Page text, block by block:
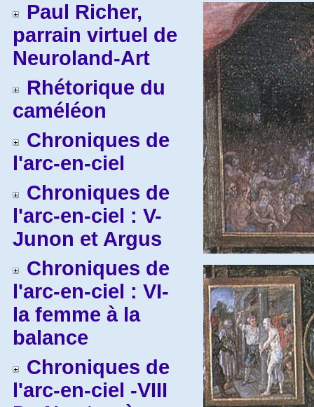
Paul Richer,
parrain virtuel de
Neuroland-Art
Rhétorique du
caméléon
Chroniques de
l'arc-en-ciel
Chroniques de
l'arc-en-ciel : V-
Junon et Argus
Chroniques de
l'arc-en-ciel : VI-
la femme à la
balance
Chroniques de
l'arc-en-ciel -VIII